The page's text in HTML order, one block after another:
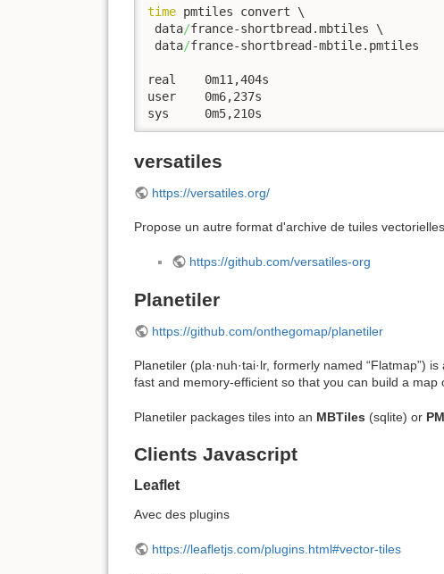
time pmtiles convert \
data/france-shortbread.mbtiles \
data/france-shortbread-mbtile.pmtiles
real	0m11,404s
user	0m6,237s
sys	0m5,210s
versatiles
https://versatiles.org/
Propose un autre format d'archive de tuiles
https://github.com/versatiles-org
Planetiler
https://github.com/onthegomap/planetiler
Planetiler (pla·nuh·tai·lr, formerly named “Flatmap”)
fast and memory-efficient so that you can build a
Planetiler packages tiles into an MBTiles (sqlite) or
Clients Javascript
Leaflet
Avec des plugins
https://leafletjs.com/plugins.html#vector-tiles